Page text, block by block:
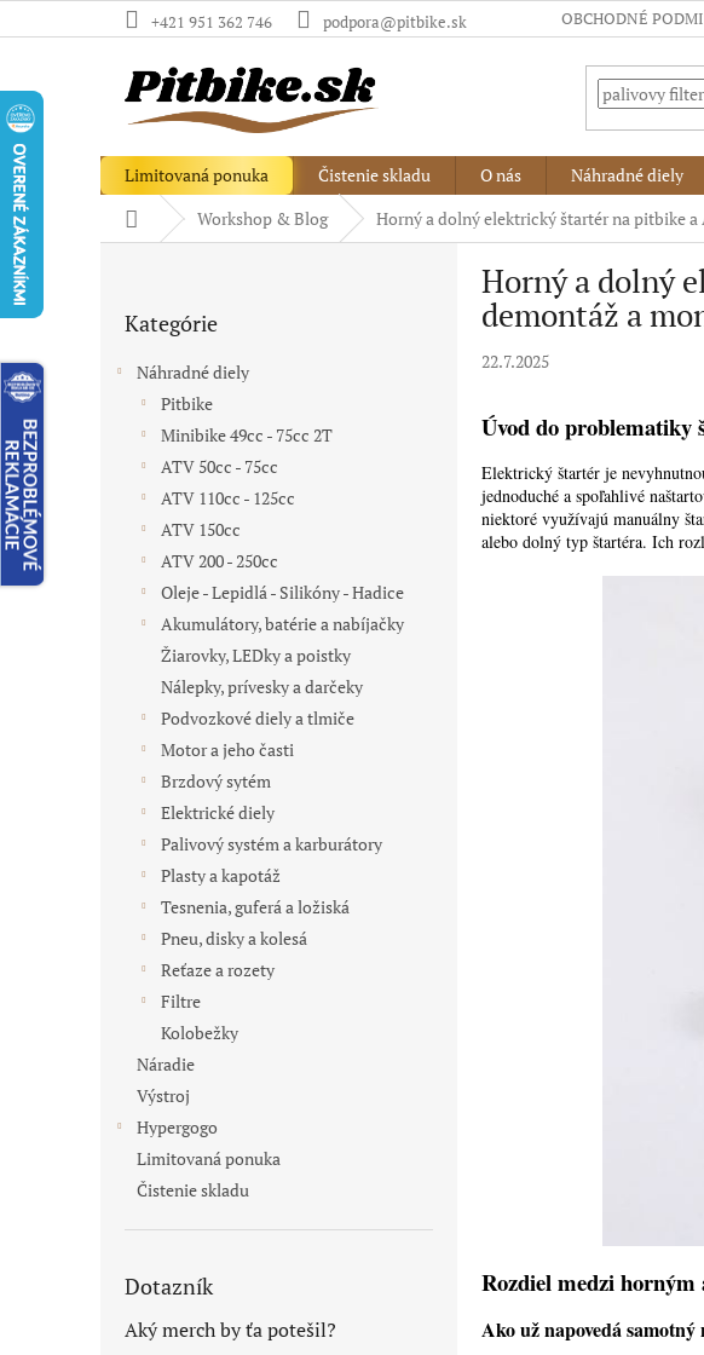
na
+421 951 362 746 podpora@pitbike.sk OBCHODNÉ
Limitovaná ponuka Čistenie skladu O nás Náhradné diely
DomovWorkshop & Blog Horný a dolný elektrický štartér na pitbike
kategórie
Kategórie
Náhradné diely
Pitbike
Minibike 49cc - 75cc 2T
ATV 50cc - 75cc
ATV 110cc - 125cc
ATV 150cc
ATV 200 - 250cc
Oleje - Lepidlá - Silikóny - Hadice
Akumulátory, batérie a nabíjačky
Žiarovky, LEDky a poistky
Nálepky, prívesky a darčeky
Podvozkové diely a tlmiče
Motor a jeho časti
Brzdový sytém
Elektrické diely
Palivový systém a karburátory
Plasty a kapotáž
Tesnenia, guferá a ložiská
Pneu, disky a kolesá
Reťaze a rozety
Filtre
Kolobežky
Náradie
Výstroj
Hypergogo
Limitovaná ponuka
Čistenie skladu
Dotazník
Aký merch by ťa potešil?
Horný a dolný
demontáž a
22.7.2025
Úvod do problematiky
Elektrický štartér je
jednoduché a spoľahlivé
niektoré využívajú manuálny
alebo dolný typ štartéra. Ich
Rozdiel medzi horným
Ako už napovedá samotný